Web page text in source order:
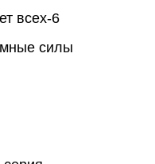
всех-6
силы